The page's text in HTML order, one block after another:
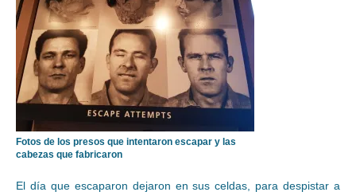
Fotos de los presos que intentaron escapar y las
cabezas que fabricaron
El día que escaparon dejaron en sus celdas, para despistar a